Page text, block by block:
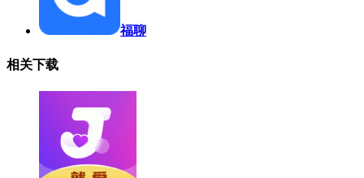
福聊
相关下载